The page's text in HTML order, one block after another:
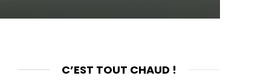
C’EST TOUT CHAUD !